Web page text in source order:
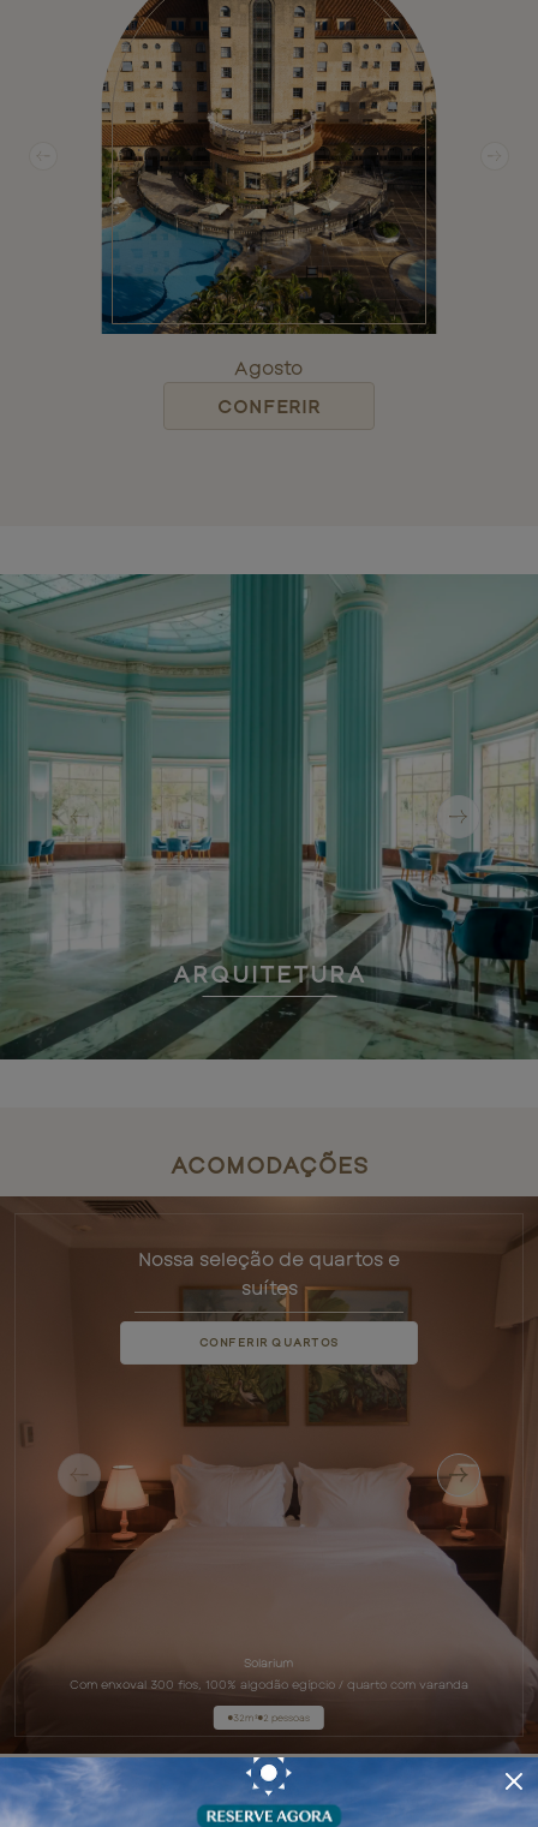
Agosto
CONFERIR
Previous slide
ARQUITETURA
Previous slide Next
ACOMODAÇÕES
Nossa seleção de quartos e
suítes
CONFERIR QUARTOS
Solarium
Com enxoval 300 fios, 100% algodão egípcio / quarto com varanda
32m² 2 pessoas
Previous slide Next